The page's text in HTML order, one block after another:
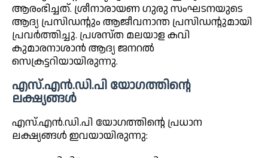
ആരംഭിച്ചത്. ശ്രീനാരായണ ഗുരു സംഘടനയുടെ
ആദ്യ പ്രസിഡന്റും ആജീവനാന്ത പ്രസിഡന്റുമായി
പ്രവർത്തിച്ചു. പ്രശസ്ത മലയാള കവി
കുമാരനാശാൻ ആദ്യ ജനറൽ
സെക്രട്ടറിയായിരുന്നു.
എസ്.എൻ.ഡി.പി യോഗത്തിന്റെ
ലക്ഷ്യങ്ങൾ
എസ്.എൻ.ഡി.പി യോഗത്തിന്റെ പ്രധാന
ലക്ഷ്യങ്ങൾ ഇവയായിരുന്നു: